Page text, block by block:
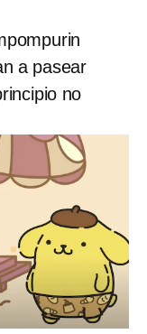
a pasear
no